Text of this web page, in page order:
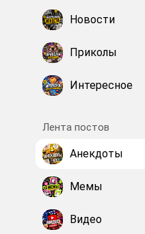
Новости
Приколы
Интересное
Лента постов
Анекдоты
Мемы
Видео